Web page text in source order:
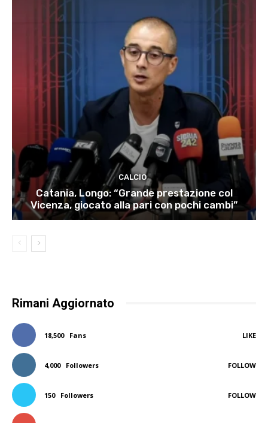
CALCIO
Catania, Longo: “Grande prestazione col
Vicenza, giocato alla pari con pochi cambi”
Rimani Aggiornato
18,500 Fans LIKE
4,000 Followers FOLLOW
150 Followers FOLLOW